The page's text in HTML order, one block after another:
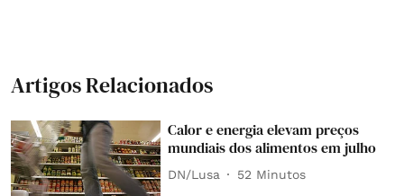
Artigos Relacionados
Calor e energia elevam preços
mundiais dos alimentos em julho
DN/Lusa 52 Minutos